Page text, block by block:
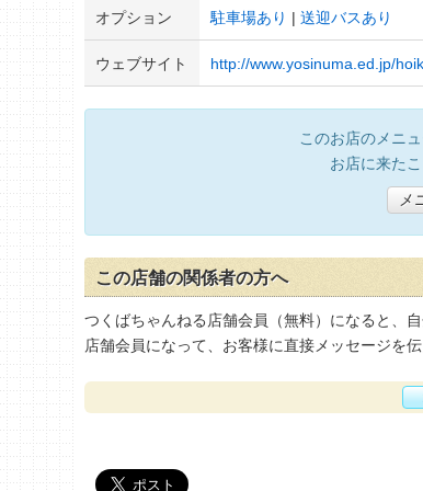
オプション 駐車場あり 送迎バスあり
ウェブサイト http://www.yosinuma.ed.jp/
このお店のメニ
お店に来た
メ
この店舗の関係者の方へ
つくばちゃんねる店舗会員（無料）になると、
店舗会員になって、お客様に直接メッセージを